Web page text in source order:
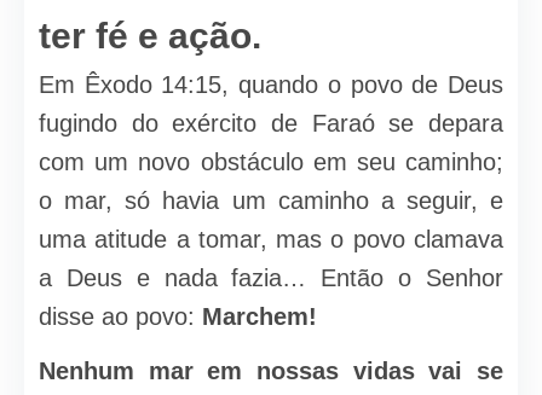
ter fé e ação.
Em Êxodo 14:15, quando o povo de Deus
fugindo do exército de Faraó se depara
com um novo obstáculo em seu caminho;
o mar, só havia um caminho a seguir, e
uma atitude a tomar, mas o povo clamava
a Deus e nada fazia… Então o Senhor
disse ao povo: Marchem!
Nenhum mar em nossas vidas vai se